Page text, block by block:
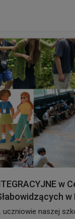
w
w
uczniowie naszej